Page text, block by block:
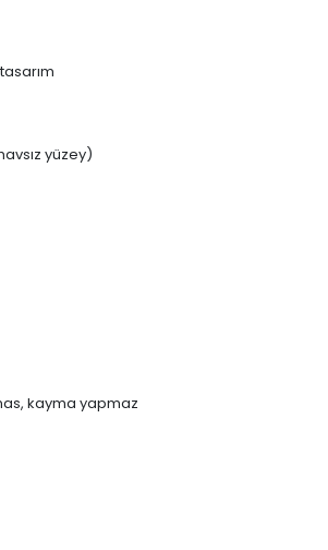
yüzey)
kayma yapmaz